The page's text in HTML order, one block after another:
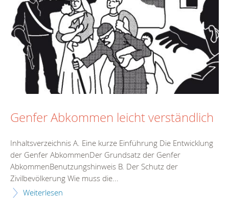
Genfer Abkommen leicht verständlich
Inhaltsverzeichnis A. Eine kurze Einführung Die Entwicklung
der Genfer AbkommenDer Grundsatz der Genfer
AbkommenBenutzungshinweis B. Der Schutz der
Zivilbevölkerung Wie muss die...
Weiterlesen